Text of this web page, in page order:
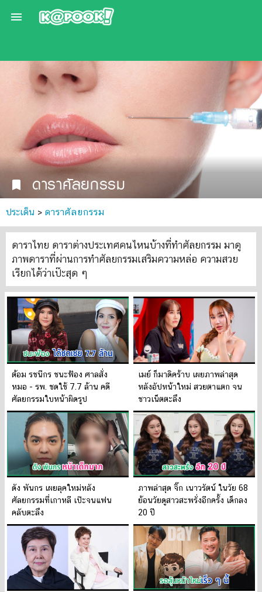

bookmark ดาราศัลยกรรม
ประเด็น > ดาราศัลยกรรม
ดาราไทย ดาราต่างประเทศคนไหนบ้างที่ทำศัลยกรรม มาดู
ภาพดาราที่ผ่านการทำศัลยกรรมเสริมความหล่อ ความสวย
เรียกได้ว่าเป๊ะสุด ๆ
ต้อม รชนีกร ชนะฟ้อง ศาลสั่ง
หมอ - รพ. ชดใช้ 7.7 ล้าน คดี
ศัลยกรรมใบหน้าผิดรูป
เมย์ ก็มาดิคร้าบ เผยภาพล่าสุด
หลังอัปหน้าใหม่ สวยตาแตก จน
ชาวเน็ตตะลึง
ดัง พันกร เผยลุคใหม่หลัง
ศัลยกรรมที่เกาหลี เป๊ะจนแฟน
คลับตะลึง
ภาพล่าสุด จิ๊ก เนาวรัตน์ ในวัย 68
ย้อนวัยดูสาวสะพรั่งอีกครั้ง เด็กลง
20 ปี